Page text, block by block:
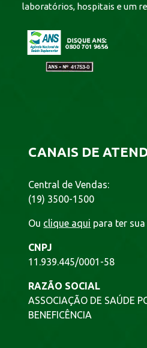
laboratórios, hospitais e um
CANAIS DE
Central de Vendas:
(19) 3500-1500
Ou clique aqui para ter
CNPJ
11.939.445/0001-58
RAZÃO SOCIAL
ASSOCIAÇÃO DE SAÚDE
BENEFICÊNCIA